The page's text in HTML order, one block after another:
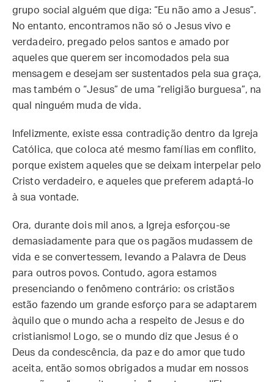
grupo social alguém que diga: “Eu não amo a Jesus”.
No entanto, encontramos não só o Jesus vivo e
verdadeiro, pregado pelos santos e amado por
aqueles que querem ser incomodados pela sua
mensagem e desejam ser sustentados pela sua graça,
mas também o “Jesus” de uma “religião burguesa”, na
qual ninguém muda de vida.
Infelizmente, existe essa contradição dentro da Igreja
Católica, que coloca até mesmo famílias em conflito,
porque existem aqueles que se deixam interpelar pelo
Cristo verdadeiro, e aqueles que preferem adaptá-lo
à sua vontade.
Ora, durante dois mil anos, a Igreja esforçou-se
demasiadamente para que os pagãos mudassem de
vida e se convertessem, levando a Palavra de Deus
para outros povos. Contudo, agora estamos
presenciando o fenômeno contrário: os cristãos
estão fazendo um grande esforço para se adaptarem
àquilo que o mundo acha a respeito de Jesus e do
cristianismo! Logo, se o mundo diz que Jesus é o
Deus da condescência, da paz e do amor que tudo
aceita, então somos obrigados a mudar em nossos